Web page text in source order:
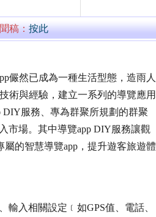
稿：按此
儼然已成為一種生活型態，造雨人
術與經驗，建立一系列的導覽應用
DIY服務、專為群聚所規劃的群聚
市場。其中導覽app DIY服務讓觀
的智慧導覽app，提升遊客旅遊體
入相關設定﹝如GPS值、電話、